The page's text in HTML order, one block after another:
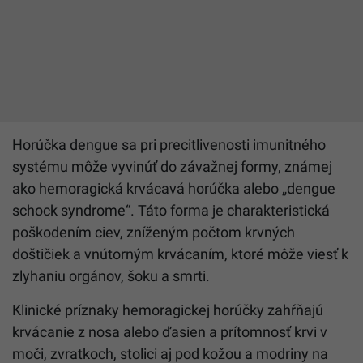
Horúčka dengue sa pri precitlivenosti imunitného
systému môže vyvinúť do závažnej formy, známej
ako hemoragická krvácavá horúčka alebo „dengue
schock syndrome“. Táto forma je charakteristická
poškodením ciev, zníženým počtom krvných
doštičiek a vnútorným krvácaním, ktoré môže viesť k
zlyhaniu orgánov, šoku a smrti.
Klinické príznaky hemoragickej horúčky zahŕňajú
krvácanie z nosa alebo ďasien a prítomnosť krvi v
moči, zvratkoch, stolici aj pod kožou a modriny na